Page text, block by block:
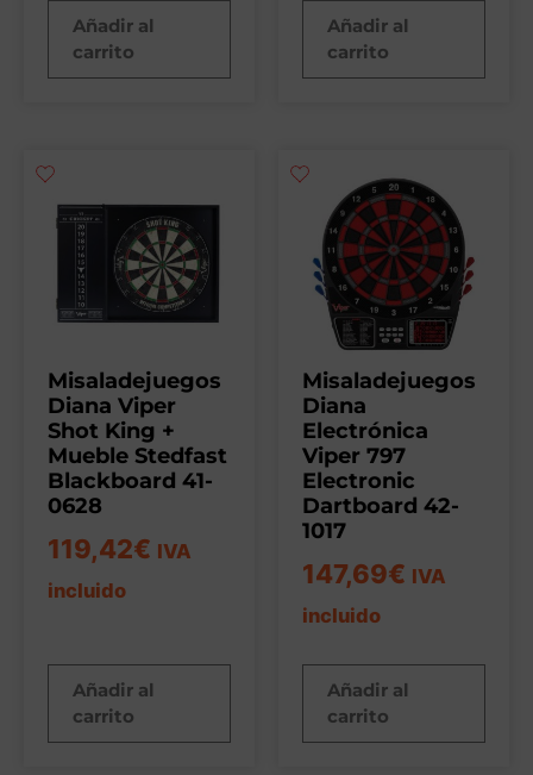
Añadir al
carrito
Añadir al
carrito
Misaladejuegos
Diana Viper
Shot King +
Mueble Stedfast
Blackboard 41-
0628
119,42€ IVA
incluido
Añadir al
carrito
Misaladejuegos
Diana
Electrónica
Viper 797
Electronic
Dartboard 42-
1017
147,69€ IVA
incluido
Añadir al
carrito